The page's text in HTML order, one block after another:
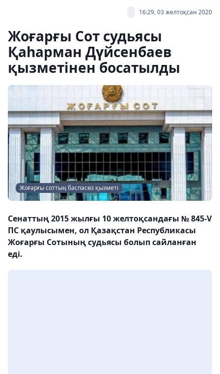
16:29, 03 желтоқсан 2020
Жоғарғы Сот судьясы
Қаһарман Дүйсенбаев
қызметінен босатылды
Жоғарғы соттың баспасөз қызметі
Сенаттың 2015 жылғы 10 желтоқсандағы № 845-V
ПС қаулысымен, ол Қазақстан Республикасы
Жоғарғы Сотының судьясы болып сайланған
еді.